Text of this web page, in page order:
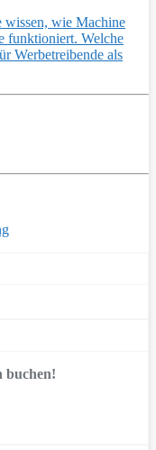
wissen, wie Machine
funktioniert. Welche
Werbetreibende als
buchen!